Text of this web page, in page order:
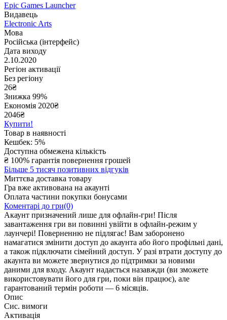
Epic Games Launcher
Видавець
Electronic Arts
Мова
Російська (інтерфейс)
Дата виходу
2.10.2020
Регіон активації
Без регіону
26₴
Знижка 99%
Економія 2020₴
2046₴
Купити!
Товар в наявності
Кешбек: 5%
Доступна обмежена кількість
₴ 100% гарантія повернення грошей
Більше 5 тисяч позитивних відгуків
Миттєва доставка товару
Гра вже активована на акаунті
Оплата частини покупки бонусами
Коментарі до гри(0)
Акаунт призначений лише для офлайн-гри! Після
завантаження гри ви повинні увійти в офлайн-режим у
лаунчері! Поверненню не підлягає! Вам заборонено
намагатися змінити доступ до акаунта або його профільні дані,
а також підключати сімейний доступ. У разі втрати доступу до
акаунта ви можете звернутися до підтримки за новими
даними для входу. Акаунт надається назавжди (ви зможете
використовувати його для гри, поки він працює), але
гарантований термін роботи — 6 місяців.
Опис
Сис. вимоги
Активація